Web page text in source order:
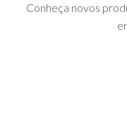
Conheça novos